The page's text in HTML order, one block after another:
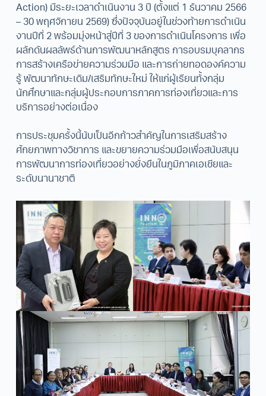
Action) มีระยะเวลาดำเนินงาน 3 ปี (ตั้งแต่ 1 ธันวาคม 2566
– 30 พฤศจิกายน 2569) ซึ่งปัจจุบันอยู่ในช่วงท้ายการดำเนิน
งานปีที่ 2 พร้อมมุ่งหน้าสู่ปีที่ 3 ของการดำเนินโครงการ เพื่อ
ผลักดันผลลัพธ์ด้านการพัฒนาหลักสูตร การอบรมบุคลากร
การสร้างเครือข่ายความร่วมมือ และการถ่ายทอดองค์ความ
รู้ พัฒนาทักษะเดิม/เสริมทักษะใหม่ ให้แก่ผู้เรียนทั้งกลุ่ม
นักศึกษาและกลุ่มผู้ประกอบการภาคการท่องเที่ยวและการ
บริการอย่างต่อเนื่อง
การประชุมครั้งนี้นับเป็นอีกก้าวสำคัญในการเสริมสร้าง
ศักยภาพทางวิชาการ และขยายความร่วมมือเพื่อสนับสนุน
การพัฒนาการท่องเที่ยวอย่างยั่งยืนในภูมิภาคเอเชียและ
ระดับนานาชาติ